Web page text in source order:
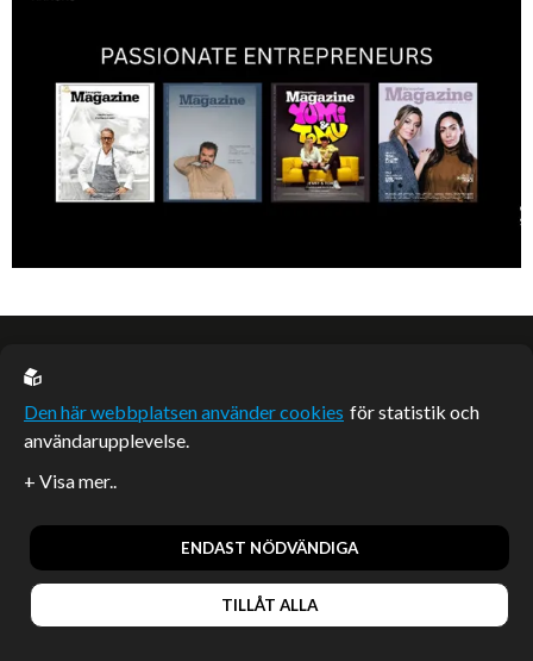
EU casino
Artiklar publicerade på webbplatsen som inte är märkta
redaktionellt är betalda samarbeten.
© 2026, Enterprise Magazine
Den här webbplatsen använder cookies för statistik och
användarupplevelse.
ENDAST NÖDVÄNDIGA
TILLÅT ALLA